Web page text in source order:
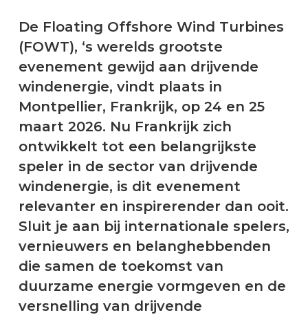
De Floating Offshore Wind Turbines
(FOWT), ‘s werelds grootste
evenement gewijd aan drijvende
windenergie, vindt plaats in
Montpellier, Frankrijk, op 24 en 25
maart 2026. Nu Frankrijk zich
ontwikkelt tot een belangrijkste
speler in de sector van drijvende
windenergie, is dit evenement
relevanter en inspirerender dan ooit.
Sluit je aan bij internationale spelers,
vernieuwers en belanghebbenden
die samen de toekomst van
duurzame energie vormgeven en de
versnelling van drijvende